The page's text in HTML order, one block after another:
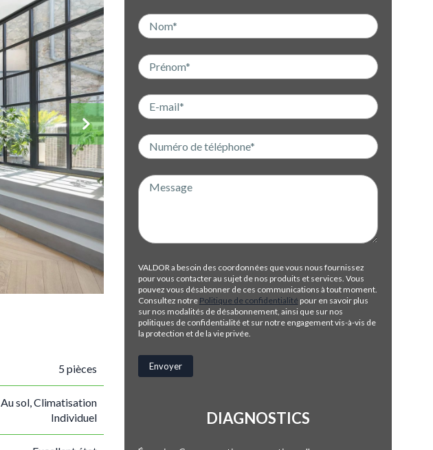
5 pièces
Au sol, Climatisation
Individuel
VALDOR a besoin des coordonnées que vous nous fournissez
pour vous contacter au sujet de nos produits et services. Vous
pouvez vous désabonner de ces communications à tout moment.
Consultez notre Politique de confidentialité pour en savoir plus
sur nos modalités de désabonnement, ainsi que sur nos
politiques de confidentialité et sur notre engagement vis-à-vis de
la protection et de la vie privée.
DIAGNOSTICS